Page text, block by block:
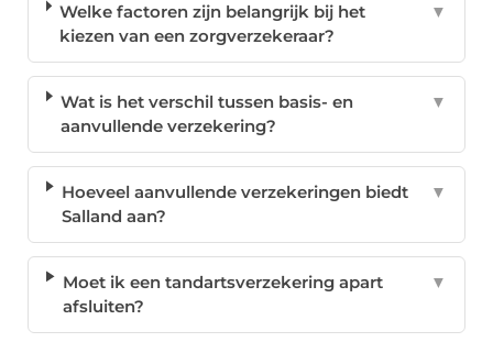
Welke factoren zijn belangrijk bij het
kiezen van een zorgverzekeraar?
▼
Wat is het verschil tussen basis- en
aanvullende verzekering?
▼
Hoeveel aanvullende verzekeringen biedt
Salland aan?
▼
Moet ik een tandartsverzekering apart
afsluiten?
▼